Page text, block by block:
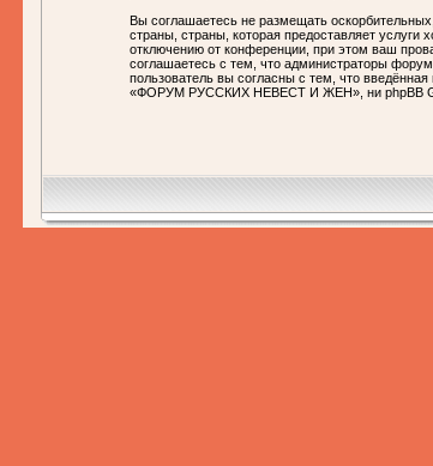
Вы соглашаетесь не размещать
страны, страны, которая предоставляет
отключению от конференции, при этом ваш
соглашаетесь с тем, что администраторы
пользователь вы согласны с тем, что
«ФОРУМ РУССКИХ НЕВЕСТ И ЖЕН», ни phpBB